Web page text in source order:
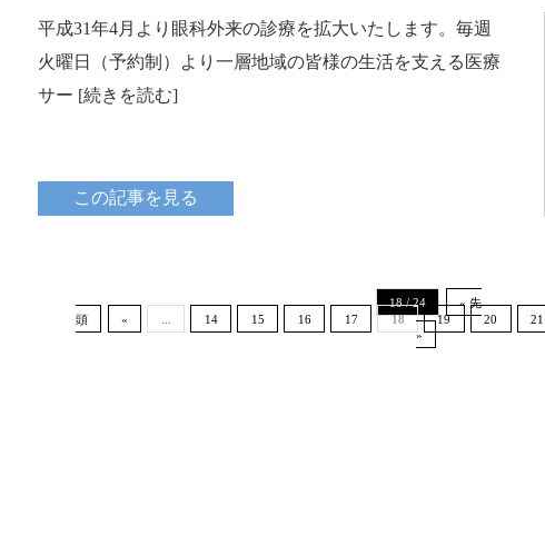
平成31年4月より眼科外来の診療を拡大いたします。毎週
火曜日（予約制）より一層地域の皆様の生活を支える医療
サー [続きを読む]
この記事を見る
18 / 24
« 先
頭
« 14 15 16 17 18 19 20 21
»